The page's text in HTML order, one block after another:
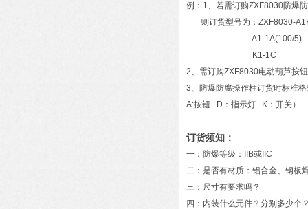
例：1、若需订购ZXF8030防爆
则订货型号为：ZXF8030-
A1-1A(100/5)
K1-1C
2、需订购ZXF8030电动葫芦按
3、防爆防腐操作柱订货时标准
A:按钮 D：指示灯 K：开关）
订货须知：
一：防爆等级：IIB或IIC
二：是否有材质：铝合金、钢板
三：尺寸有要求吗？
四：内装什么元件？分别多少个